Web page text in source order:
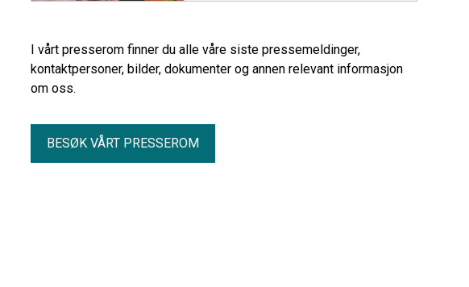
kombinerer forretnings- og fritidsreiser
og finnes i to hovedtyper: forretnings-
eller gruppereiser som forlenges før
I vårt presserom finner du alle våre siste pressemeldinger,
kontaktpersoner, bilder, dokumenter og annen relevant informasjon
om oss.
BESØK VÅRT PRESSEROM